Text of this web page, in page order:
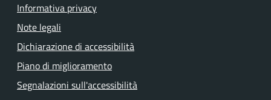
Informativa privacy
Note legali
Dichiarazione di accessibilità
Piano di miglioramento
Segnalazioni sull'accessibilità